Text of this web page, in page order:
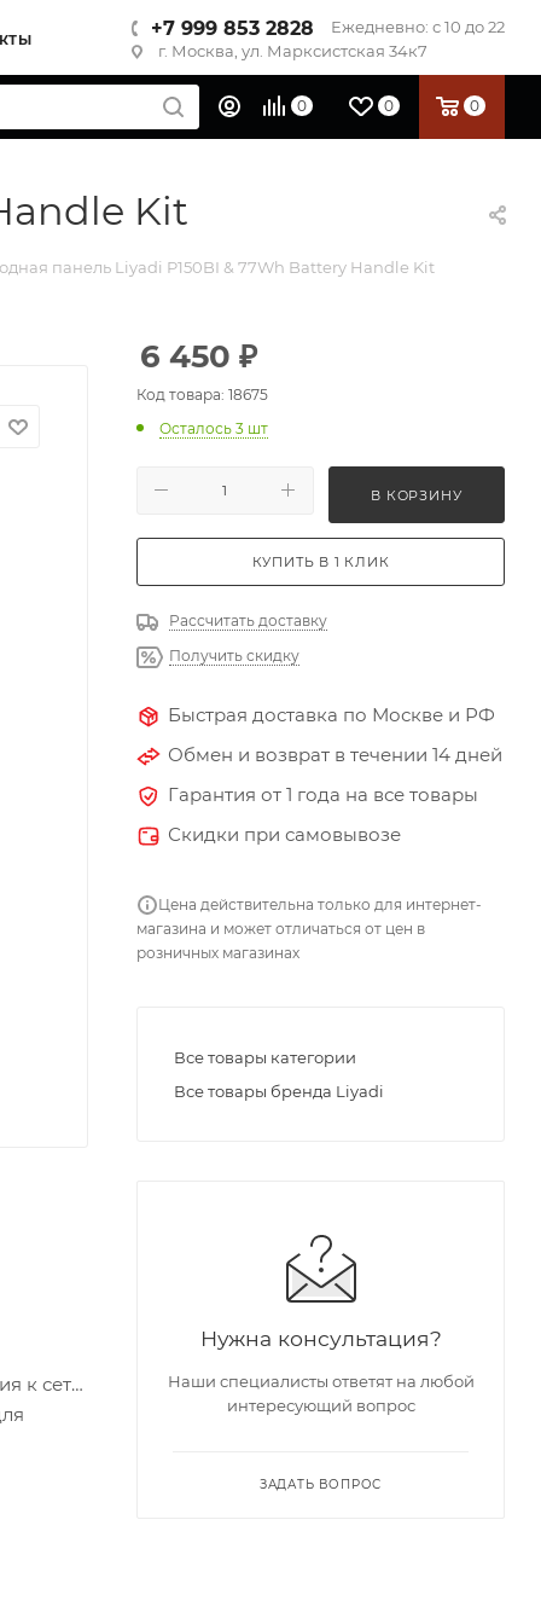
+7 999 853 2828
Ежедневно: с 10 до 22
г. Москва, ул. Марксистская 34к7
0 0 0
Kit
панель Liyadi P150BI & 77Wh Battery Handle Kit
к сети.
6 450 ₽
Код товара: 18675
Осталось 3 шт
В КОРЗИНУ
КУПИТЬ В 1 КЛИК
Рассчитать доставку
Получить скидку
Быстрая доставка по Москве и РФ
Обмен и возврат в течении 14 дней
Гарантия от 1 года на все товары
Скидки при самовывозе
Цена действительна только для интернет-
магазина и может отличаться от цен в
розничных магазинах
Все товары категории
Все товары бренда Liyadi
Нужна консультация?
Наши специалисты ответят на любой
интересующий вопрос
ЗАДАТЬ ВОПРОС